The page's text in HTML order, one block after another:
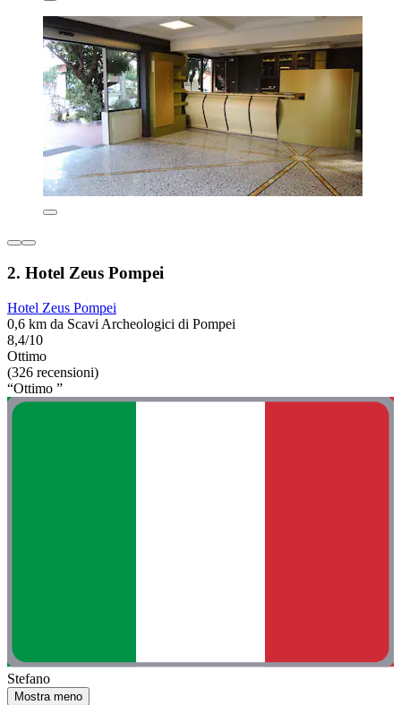
2. Hotel Zeus Pompei
Hotel Zeus Pompei
0,6 km da Scavi Archeologici di Pompei
8,4/10
Ottimo
(326 recensioni)
“Ottimo ”
Stefano
Mostra meno